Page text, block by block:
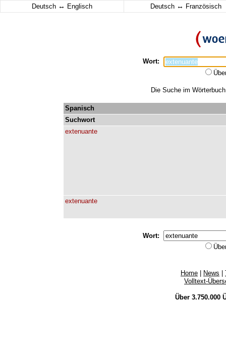
Deutsch ↔ Englisch Deutsch ↔ Französisch
Wort:
Die Suche im
Spanisch
Suchwort
extenuante
extenuante
Wort:
Home News
Volltext-
Über 3.750.000